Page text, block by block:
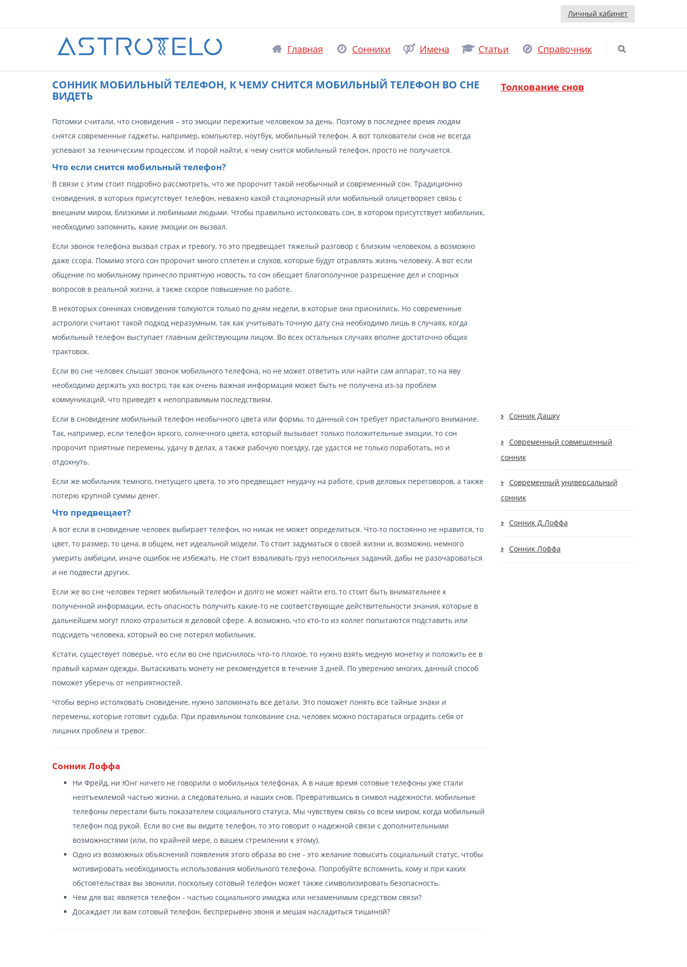
Личный кабинет
Главная Сонники Имена Статьи Справочник
CОННИК МОБИЛЬНЫЙ ТЕЛЕФОН, К ЧЕМУ СНИТСЯ МОБИЛЬНЫЙ ТЕЛЕФОН ВО СНЕ
ВИДЕТЬ
Потомки считали, что сновидения – это эмоции пережитые человеком за день. Поэтому в последнее время людям
снятся современные гаджеты, например, компьютер, ноутбук, мобильный телефон. А вот толкователи снов не всегда
успевают за техническим процессом. И порой найти, к чему снится мобильный телефон, просто не получается.
Что если снится мобильный телефон?
В связи с этим стоит подробно рассмотреть, что же пророчит такой необычный и современный сон. Традиционно
сновидения, в которых присутствует телефон, неважно какой стационарный или мобильный олицетворяет связь с
внешним миром, близкими и любимыми людьми. Чтобы правильно истолковать сон, в котором присутствует мобильник,
необходимо запомнить, какие эмоции он вызвал.
Если звонок телефона вызвал страх и тревогу, то это предвещает тяжелый разговор с близким человеком, а возможно
даже ссора. Помимо этого сон пророчит много сплетен и слухов, которые будут отравлять жизнь человеку. А вот если
общение по мобильному принесло приятную новость, то сон обещает благополучное разрешение дел и спорных
вопросов в реальной жизни, а также скорое повышение по работе.
В некоторых сонниках сновидения толкуются только по дням недели, в которые они приснились. Но современные
астрологи считают такой подход неразумным, так как учитывать точную дату сна необходимо лишь в случаях, когда
мобильный телефон выступает главным действующим лицом. Во всех остальных случаях вполне достаточно общих
трактовок.
Если во сне человек слышат звонок мобильного телефона, но не может ответить или найти сам аппарат, то на яву
необходимо держать ухо востро, так как очень важная информация может быть не получена из-за проблем
коммуникаций, что приведёт к непоправимым последствиям.
Если в сновидение мобильный телефон необычного цвета или формы, то данный сон требует пристального внимание.
Так, например, если телефон яркого, солнечного цвета, который вызывает только положительные эмоции, то сон
пророчит приятные перемены, удачу в делах, а также рабочую поездку, где удастся не только поработать, но и
отдохнуть.
Если же мобильник темного, гнетущего цвета, то это предвещает неудачу на работе, срыв деловых переговоров, а также
потерю крупной суммы денег.
Что предвещает?
А вот если в сновидение человек выбирает телефон, но никак не может определиться. Что-то постоянно не нравится, то
цвет, то размер, то цена, в общем, нет идеальной модели. То стоит задуматься о своей жизни и, возможно, немного
умерить амбиции, иначе ошибок не избежать. Не стоит взваливать груз непосильных заданий, дабы не разочароваться
и не подвести других.
Если же во сне человек теряет мобильный телефон и долго не может найти его, то стоит быть внимательнее к
полученной информации, есть опасность получить какие-то не соответствующие действительности знания, которые в
дальнейшем могут плохо отразиться в деловой сфере. А возможно, что кто-то из коллег попытаются подставить или
подсидеть человека, который во сне потерял мобильник.
Кстати, существует поверье, что если во сне приснилось что-то плохое, то нужно взять медную монетку и положить ее в
правый карман одежды. Вытаскивать монету не рекомендуется в течение 3 дней. По уверению многих, данный способ
поможет уберечь от неприятностей.
Чтобы верно истолковать сновидение, нужно запоминать все детали. Это поможет понять все тайные знаки и
перемены, которые готовит судьба. При правильном толкование сна, человек можно постараться оградить себя от
лишних проблем и тревог.
Сонник Лоффа
Ни Фрейд, ни Юнг ничего не говорили о мобильных телефонах. А в наше время сотовые телефоны уже стали
неотъемлемой частью жизни, а следовательно, и наших снов. Превратившись в символ надежности, мобильные
телефоны перестали быть показателем социального статуса. Мы чувствуем связь со всем миром, когда мобильный
телефон под рукой. Если во сне вы видите телефон, то это говорит о надежной связи с дополнительными
возможностями (или, по крайней мере, о вашем стремлении к этому).
Одно из возможных объяснений появления этого образа во сне - это желание повысить социальный статус, чтобы
мотивировать необходимость использования мобильного телефона. Попробуйте вспомнить, кому и при каких
обстоятельствах вы звонили, поскольку сотовый телефон может также символизировать безопасность.
Чем для вас является телефон - частью социального имиджа или незаменимым средством связи?
Досаждает ли вам сотовый телефон, беспрерывно звоня и мешая насладиться тишиной?
Толкование снов
Cонник Дашку
Современный cовмещенный
сонник
Современный универсальный
сонник
Сонник Д.Лоффа
Сонник Лоффа